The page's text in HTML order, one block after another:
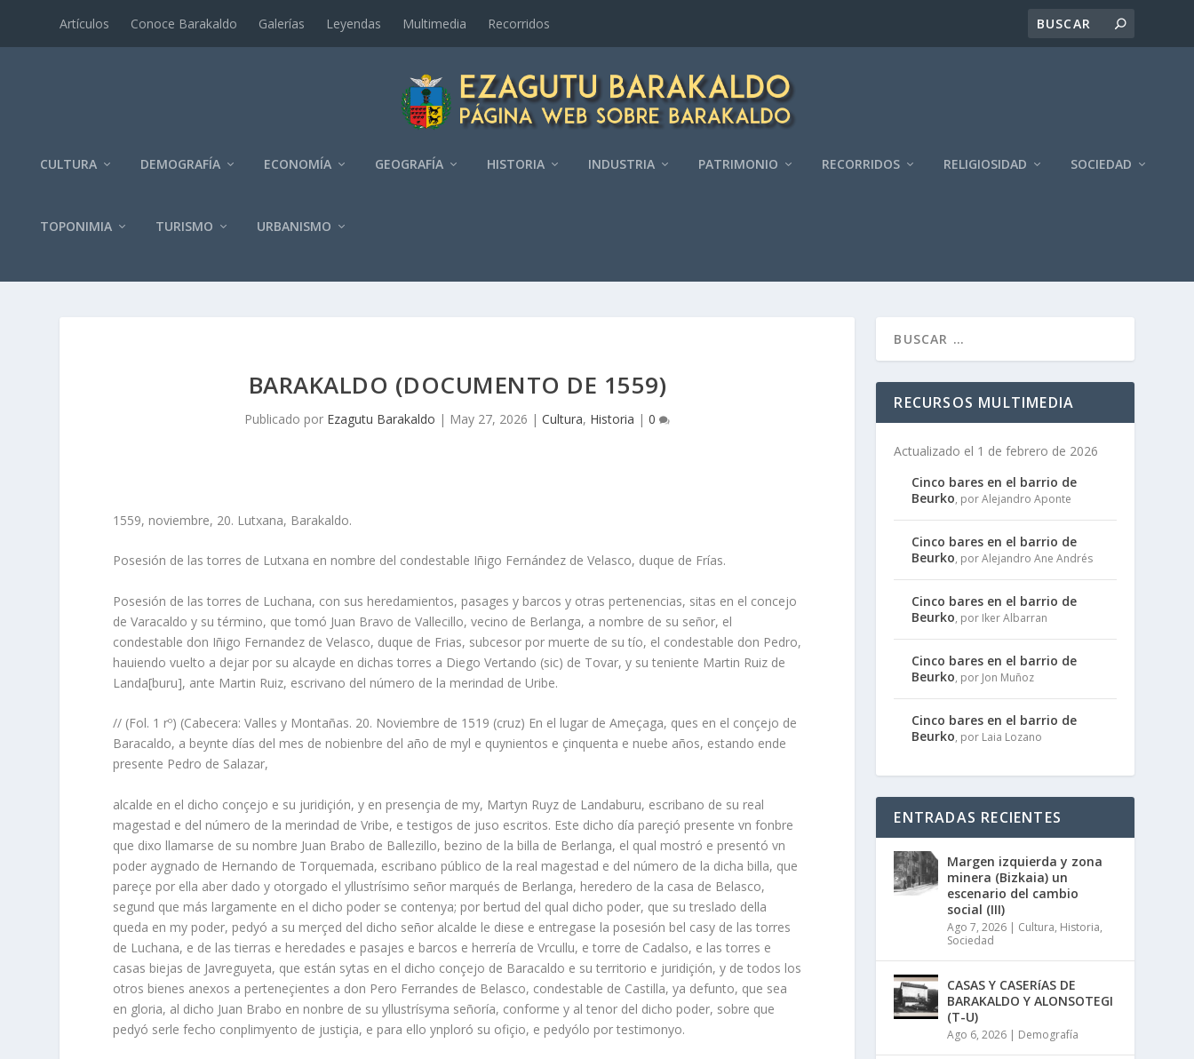
Artí­culos Conoce Barakaldo Galerí­as Leyendas Multimedia Recorridos
CULTURA DEMOGRAFÍA ECONOMÍA GEOGRAFÍ­A HISTORIA INDUSTRIA PATRIMONIO RECORRIDOS RELIGIOSIDAD SOCIEDAD
TOPONIMIA TURISMO URBANISMO
BARAKALDO (DOCUMENTO DE 1559)
Publicado por Ezagutu Barakaldo | May 27, 2026 |Cultura, Historia |0
1559, noviembre, 20. Lutxana, Barakaldo.
Posesión de las torres de Lutxana en nombre del condestable Iñigo Fernández de Velasco, duque de Frías.
Posesión de las torres de Luchana, con sus heredamientos, pasages y barcos y otras pertenencias, sitas en el concejo
de Varacaldo y su término, que tomó Juan Bravo de Vallecillo, vecino de Berlanga, a nombre de su señor, el
condestable don Iñigo Fernandez de Velasco, duque de Frias, subcesor por muerte de su tío, el condestable don Pedro,
hauiendo vuelto a dejar por su alcayde en dichas torres a Diego Vertando (sic) de Tovar, y su teniente Martin Ruiz de
Landa[buru], ante Martin Ruiz, escrivano del número de la merindad de Uribe.
// (Fol. 1 rº) (Cabecera: Valles y Montañas. 20. Noviembre de 1519 (cruz) En el lugar de Ameçaga, ques en el conçejo de
Baracaldo, a beynte días del mes de nobienbre del año de myl e quynientos e çinquenta e nuebe años, estando ende
presente Pedro de Salazar,
alcalde en el dicho conçejo e su juridiçión, y en presençia de my, Martyn Ruyz de Landaburu, escribano de su real
magestad e del número de la merindad de Vribe, e testigos de juso escritos. Este dicho día pareçió presente vn fonbre
que dixo llamarse de su nombre Juan Brabo de Ballezillo, bezino de la billa de Berlanga, el qual mostró e presentó vn
poder aygnado de Hernando de Torquemada, escribano público de la real magestad e del número de la dicha billa, que
pareçe por ella aber dado y otorgado el yllustrísimo señor marqués de Berlanga, heredero de la casa de Belasco,
segund que más largamente en el dicho poder se contenya; por bertud del qual dicho poder, que su treslado della
queda en my poder, pedyó a su merçed del dicho señor alcalde le diese e entregase la posesión bel casy de las torres
de Luchana, e de las tierras e heredades e pasajes e barcos e herrería de Vrcullu, e torre de Cadalso, e las torres e
casas biejas de Javreguyeta, que están sytas en el dicho conçejo de Baracaldo e su territorio e juridiçión, y de todos los
otros bienes anexos a perteneçientes a don Pero Ferrandes de Belasco, condestable de Castilla, ya defunto, que sea
en gloria, al dicho Juan Brabo en nonbre de su yllustrísyma señoría, conforme y al tenor del dicho poder, sobre que
pedyó serle fecho conplimyento de justiçia, e para ello ynploró su ofiçio, e pedyólo por testimonyo.
RECURSOS MULTIMEDIA
Actualizado el 1 de febrero de 2026
Cinco bares en el barrio de
Beurko, por Alejandro Aponte
Cinco bares en el barrio de
Beurko, por Alejandro Ane Andrés
Cinco bares en el barrio de
Beurko, por Iker Albarran
Cinco bares en el barrio de
Beurko, por Jon Muñoz
Cinco bares en el barrio de
Beurko, por Laia Lozano
ENTRADAS RECIENTES
Margen izquierda y zona
minera (Bizkaia) un
escenario del cambio
social (III)
Ago 7, 2026 | Cultura, Historia,
Sociedad
CASAS Y CASERíAS DE
BARAKALDO Y ALONSOTEGI
(T-U)
Ago 6, 2026 | Demografía